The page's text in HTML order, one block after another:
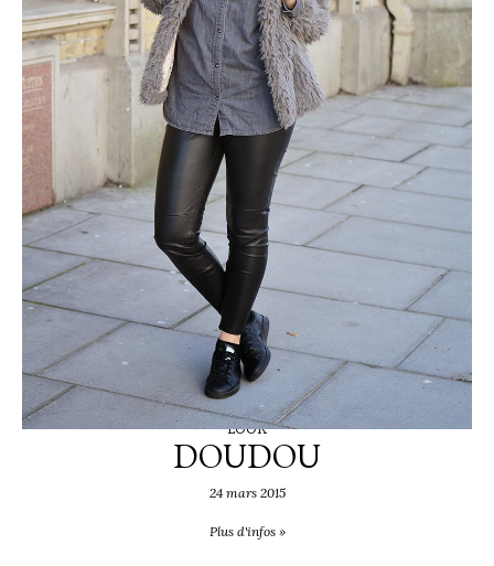
LOOK
DOUDOU
24 mars 2015
Plus d'infos »